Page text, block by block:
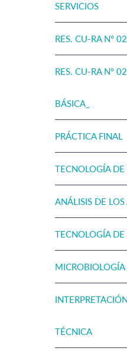
SERVICIOS
RES. CU-RA N°
RES. CU-RA N°
BÁSICA_
PRÁCTICA FINAL
TECNOLOGÍA DE
ANÁLISIS DE
TECNOLOGÍA DE
MICROBIOLOGÍA
TÉCNICA